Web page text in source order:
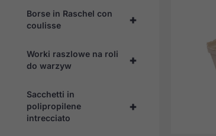
+
Borse in Raschel con
coulisse
+
Worki raszlowe na roli
do warzyw
+
Sacchetti in
polipropilene
intrecciato